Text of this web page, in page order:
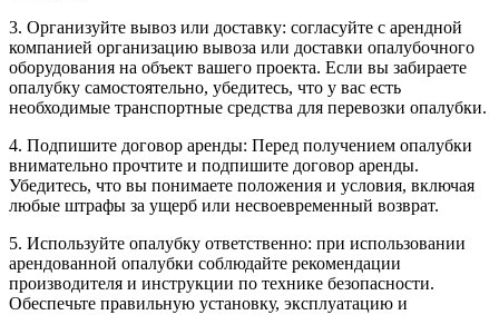
3. Организуйте вывоз или доставку: согласуйте с арендной
компанией организацию вывоза или доставки опалубочного
оборудования на объект вашего проекта. Если вы забираете
опалубку самостоятельно, убедитесь, что у вас есть
необходимые транспортные средства для перевозки опалубки.
4. Подпишите договор аренды: Перед получением опалубки
внимательно прочтите и подпишите договор аренды.
Убедитесь, что вы понимаете положения и условия, включая
любые штрафы за ущерб или несвоевременный возврат.
5. Используйте опалубку ответственно: при использовании
арендованной опалубки соблюдайте рекомендации
производителя и инструкции по технике безопасности.
Обеспечьте правильную установку, эксплуатацию и